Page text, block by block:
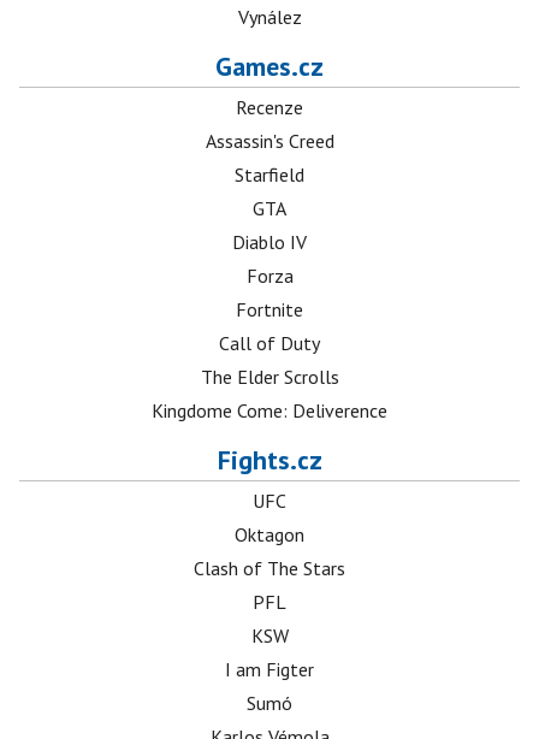
Vynález
Games.cz
Recenze
Assassin's Creed
Starfield
GTA
Diablo IV
Forza
Fortnite
Call of Duty
The Elder Scrolls
Kingdome Come: Deliverence
Fights.cz
UFC
Oktagon
Clash of The Stars
PFL
KSW
I am Figter
Sumó